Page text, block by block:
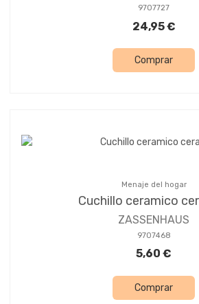
9707727
24,95 €
Comprar
Menaje del hogar
Cuchillo ceramico
ZASSENHAUS
9707468
5,60 €
Comprar